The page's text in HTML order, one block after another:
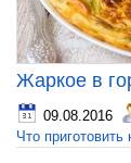
Жаркое в
09.08.2016
Что приготовить